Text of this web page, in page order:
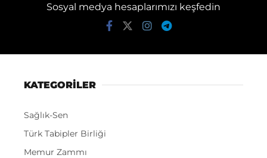
Sosyal medya hesaplarımızı keşfedin
KATEGORİLER
Sağlık-Sen
Türk Tabipler Birliği
Memur Zammı